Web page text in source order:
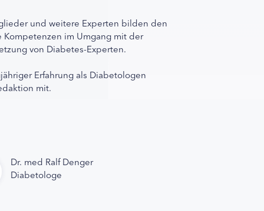
und weitere Experten bilden den
im Umgang mit der
von Diabetes-Experten.
Erfahrung als Diabetologen
mit.
Dr. med Ralf Denger
Diabetologe